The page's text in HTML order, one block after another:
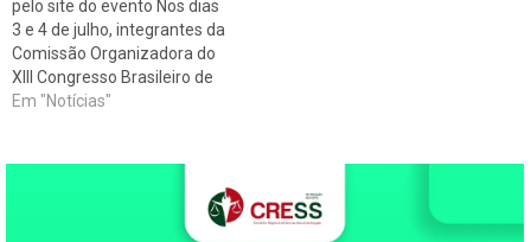
completa do evento.
Informações sobre
alojamento para estudantes
devem ser verificadas…
pelo site do evento Nos dias
3 e 4 de julho, integrantes da
Comissão Organizadora do
XIII Congresso Brasileiro de
Assistentes Sociais (CBAS)
preparativos para o evento,
que se realizará em menos…
Em "Notícias"